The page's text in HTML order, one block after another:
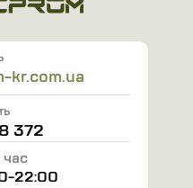
kr.com.ua
372
22:00